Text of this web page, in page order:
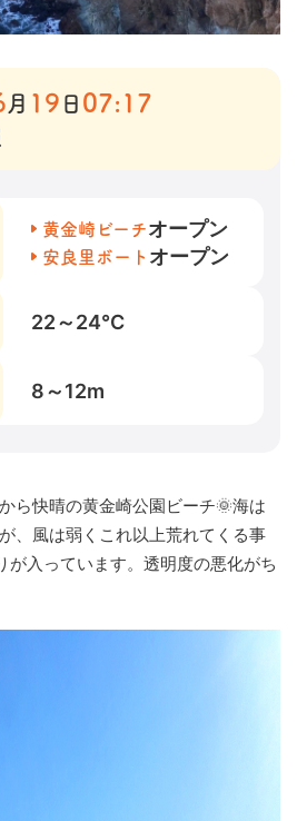
月 19 日 07:17
黄金崎ビーチオープン
安良里ボート オープン
22～24℃
8～12m
ら快晴の黄金崎公園ビーチ🌞海は
、風は弱くこれ以上荒れてくる事
が入っています。透明度の悪化がち